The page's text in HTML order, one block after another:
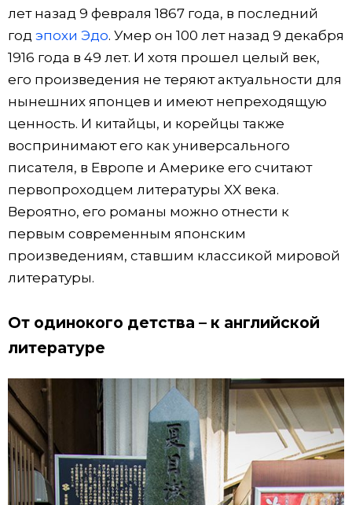
лет назад 9 февраля 1867 года, в последний
год эпохи Эдо. Умер он 100 лет назад 9 декабря
1916 года в 49 лет. И хотя прошел целый век,
его произведения не теряют актуальности для
нынешних японцев и имеют непреходящую
ценность. И китайцы, и корейцы также
воспринимают его как универсального
писателя, в Европе и Америке его считают
первопроходцем литературы XX века.
Вероятно, его романы можно отнести к
первым современным японским
произведениям, ставшим классикой мировой
литературы.
От одинокого детства – к английской
литературе